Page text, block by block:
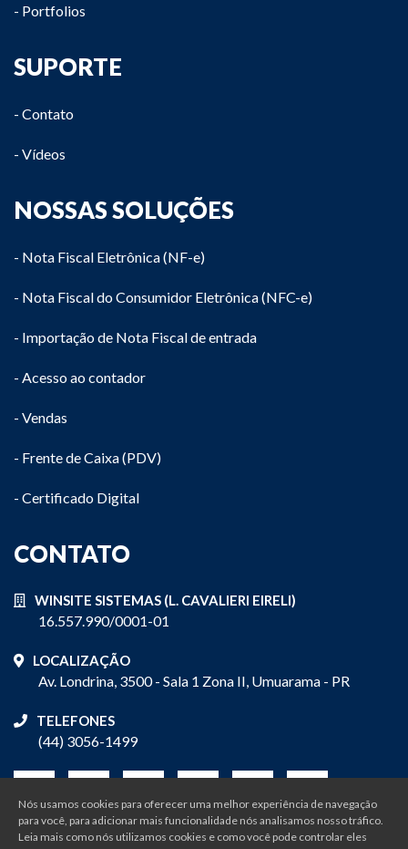
- Portfolios
SUPORTE
- Contato
- Vídeos
NOSSAS SOLUÇÕES
- Nota Fiscal Eletrônica (NF-e)
- Nota Fiscal do Consumidor Eletrônica (NFC-e)
- Importação de Nota Fiscal de entrada
- Acesso ao contador
- Vendas
- Frente de Caixa (PDV)
- Certificado Digital
CONTATO
WINSITE SISTEMAS (L. CAVALIERI EIRELI)
16.557.990/0001-01
LOCALIZAÇÃO
Av. Londrina, 3500 - Sala 1 Zona II, Umuarama - PR
TELEFONES
(44) 3056-1499
Nós usamos cookies para oferecer uma melhor experiência de navegação
para você, para adicionar mais funcionalidade nós analisamos nosso tráfico.
Leia mais como nós utilizamos cookies e como você pode controlar eles